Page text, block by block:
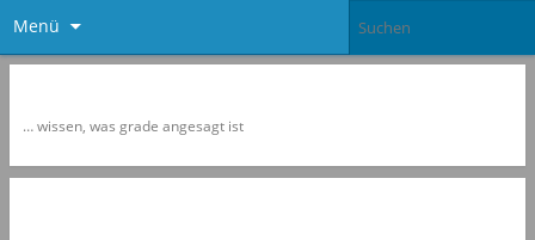
Menü
… wissen, was grade angesagt ist